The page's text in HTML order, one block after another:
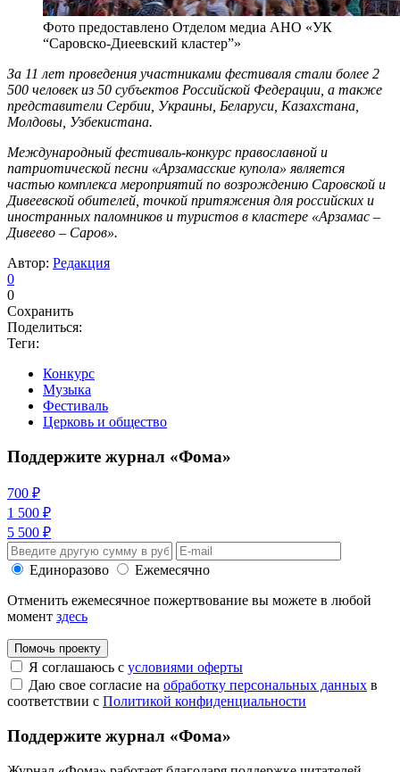
Фото предоставлено Отделом медиа АНО «УК
“Саровско-Диеевский кластер”»
За 11 лет проведения участниками фестиваля стали более 2
500 человек из 50 субъектов Российской Федерации, а также
представители Сербии, Украины, Беларуси, Казахстана,
Молдовы, Узбекистана.
Международный фестиваль-конкурс православной и
патриотической песни «Арзамасские купола» является
частью комплекса мероприятий по возрождению Саровской и
Дивеевской обителей, точкой притяжения для российских и
иностранных паломников и туристов в кластере «Арзамас –
Дивеево – Саров».
Автор: Редакция
0
0
Сохранить
Поделиться:
Теги:
Конкурс
Музыка
Фестиваль
Церковь и общество
Поддержите журнал «Фома»
700 ₽
1 500 ₽
5 500 ₽
Единоразово
Ежемесячно
Отменить ежемесячное пожертвование вы можете в любой
момент здесь
Помочь проекту
Я соглашаюсь с условиями оферты
Даю свое согласие на обработку персональных данных в
соответствии с Политикой конфиденциальности
Поддержите журнал «Фома»